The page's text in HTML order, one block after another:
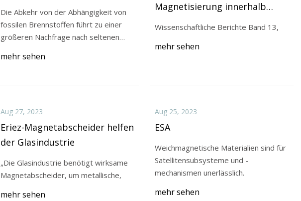
Die Abkehr von der Abhängigkeit von
fossilen Brennstoffen führt zu einer
größeren Nachfrage nach seltenen
mehr sehen
Magnetisierung innerhalb
eines Betriebsinduktors
Wissenschaftliche Berichte Band 13,
mehr sehen
Aug 27, 2023
Eriez-Magnetabscheider helfen
der Glasindustrie
„Die Glasindustrie benötigt wirksame
Magnetabscheider, um metallische,
mehr sehen
Aug 25, 2023
ESA
Weichmagnetische Materialien sind für
Satellitensubsysteme und -
mechanismen unerlässlich.
mehr sehen